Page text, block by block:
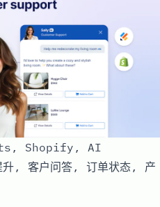
Shopify, AI
, 客户问答, 订单状态, 产